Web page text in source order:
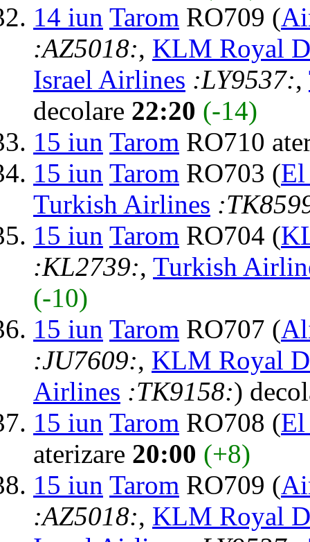
14 iun Tarom RO709 (
:AZ5018:, KLM Royal
Israel Airlines :LY9537:,
decolare 22:20 (-14)
15 iun Tarom RO710
15 iun Tarom RO703 (
Turkish Airlines
15 iun Tarom RO704 (
:KL2739:, Turkish
(-10)
15 iun Tarom RO707 (
:JU7609:, KLM Royal
Airlines :TK9158:)
15 iun Tarom RO708 (
aterizare 20:00 (+8)
15 iun Tarom RO709 (
:AZ5018:, KLM Royal